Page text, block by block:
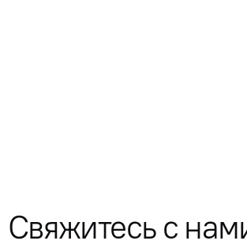
Свяжитесь с